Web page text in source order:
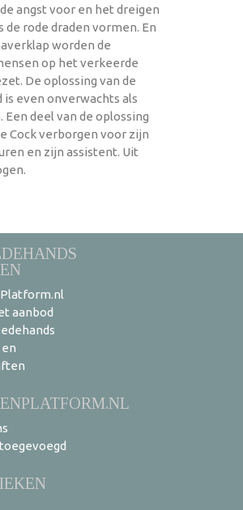
angst voor en het dreigen
de rode draden vormen. En
worden de
op het verkeerde
De oplossing van de
is even onverwachts als
Een deel van de oplossing
Cock verborgen voor zijn
en zijn assistent. Uit
aanbod